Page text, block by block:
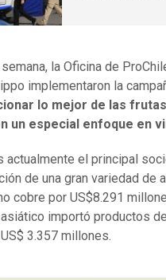
semana, la Oficina de
implementaron la
lo mejor de las
un especial enfoque en
actualmente el principal
de una gran variedad de
cobre por US$8.291
importó productos
3.357 millones.